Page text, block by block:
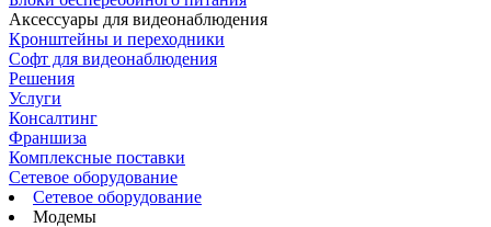
Аксессуары для видеонаблюдения
Кронштейны и переходники
Софт для видеонаблюдения
Решения
Услуги
Консалтинг
Франшиза
Комплексные поставки
Сетевое оборудование
Сетевое оборудование
Модемы